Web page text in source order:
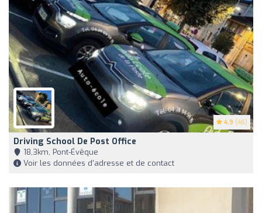
4.9 (46)
Driving School De Post Office
18,3km, Pont-Évêque
Voir les données d'adresse et de contact